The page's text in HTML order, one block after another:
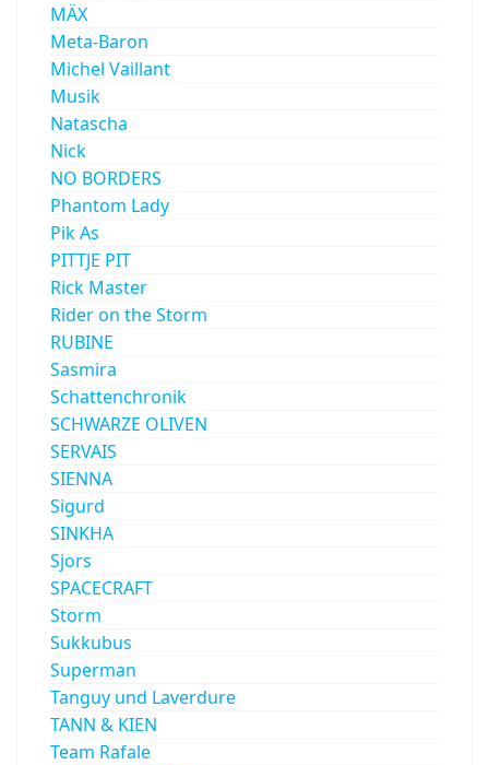
MÄX
Meta-Baron
Michel Vaillant
Musik
Natascha
Nick
NO BORDERS
Phantom Lady
Pik As
PITTJE PIT
Rick Master
Rider on the Storm
RUBINE
Sasmira
Schattenchronik
SCHWARZE OLIVEN
SERVAIS
SIENNA
Sigurd
SINKHA
Sjors
SPACECRAFT
Storm
Sukkubus
Superman
Tanguy und Laverdure
TANN & KIEN
Team Rafale